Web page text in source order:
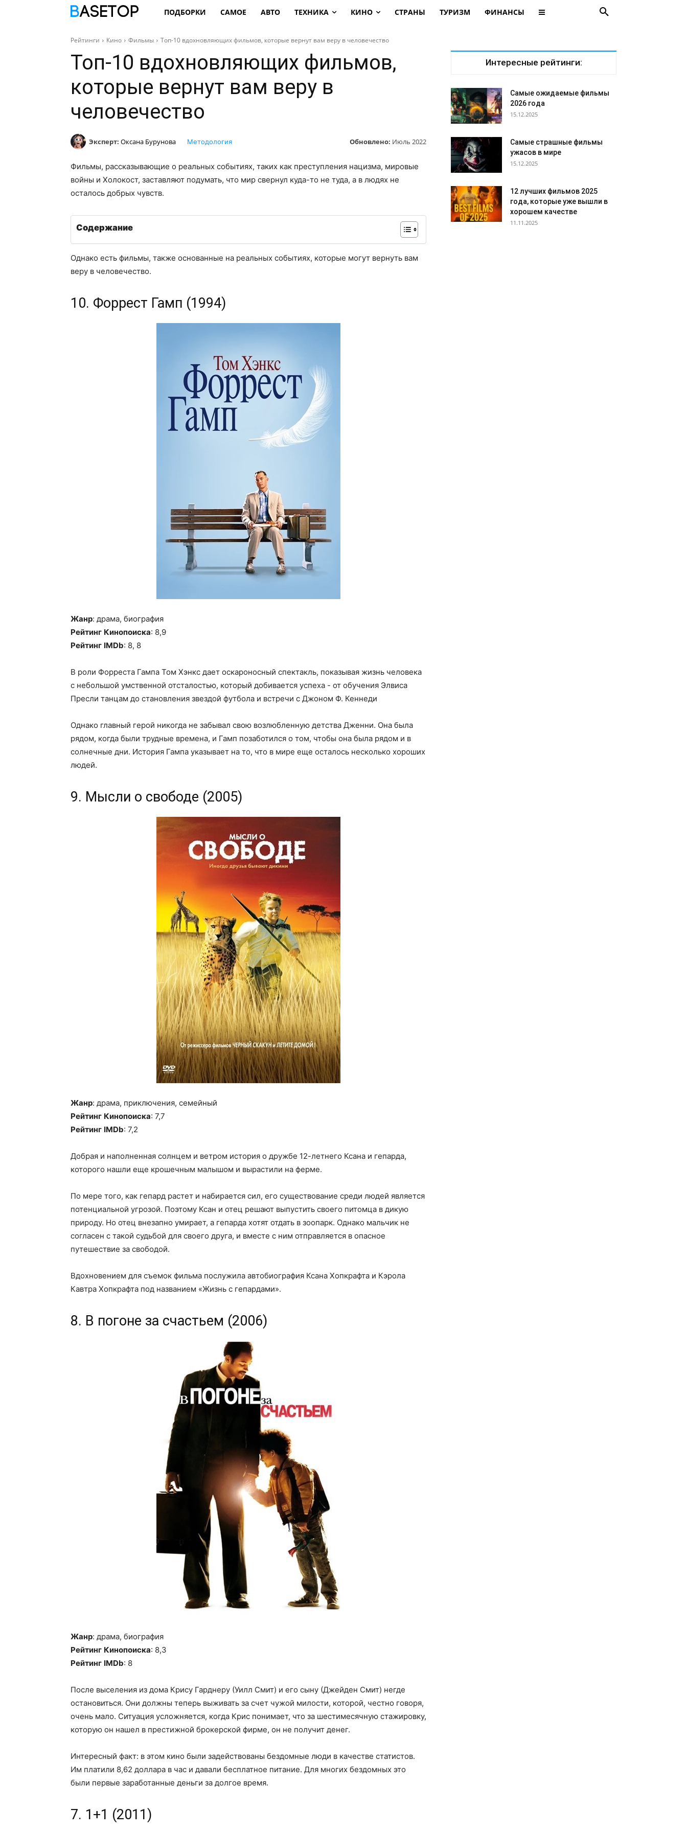
ПОДБОРКИ САМОЕ АВТО ТЕХНИКА КИНО СТРАНЫ ТУРИЗМ ФИНАНСЫ
Рейтинги Кино Фильмы Топ-10 вдохновляющих фильмов, которые вернут вам веру в человечество
Топ-10 вдохновляющих фильмов,
которые вернут вам веру в
человечество
Эксперт: Оксана Бурунова Обновлено: Июль 2022
Методология
Фильмы, рассказывающие о реальных событиях, таких как преступления нацизма, мировые
войны и Холокост, заставляют подумать, что мир свернул куда-то не туда, а в людях не
осталось добрых чувств.
Содержание
Однако есть фильмы, также основанные на реальных событиях, которые могут вернуть вам
веру в человечество.
10. Форрест Гамп (1994)
Жанр: драма, биография
Рейтинг Кинопоиска: 8,9
Рейтинг IMDb: 8, 8
В роли Форреста Гампа Том Хэнкс дает оскароносный спектакль, показывая жизнь человека
с небольшой умственной отсталостью, который добивается успеха - от обучения Элвиса
Пресли танцам до становления звездой футбола и встречи с Джоном Ф. Кеннеди
Однако главный герой никогда не забывал свою возлюбленную детства Дженни. Она была
рядом, когда были трудные времена, и Гамп позаботился о том, чтобы она была рядом и в
солнечные дни. История Гампа указывает на то, что в мире еще осталось несколько хороших
людей.
9. Мысли о свободе (2005)
Жанр: драма, приключения, семейный
Рейтинг Кинопоиска: 7,7
Рейтинг IMDb: 7,2
Добрая и наполненная солнцем и ветром история о дружбе 12-летнего Ксана и гепарда,
которого нашли еще крошечным малышом и вырастили на ферме.
По мере того, как гепард растет и набирается сил, его существование среди людей является
потенциальной угрозой. Поэтому Ксан и отец решают выпустить своего питомца в дикую
природу. Но отец внезапно умирает, а гепарда хотят отдать в зоопарк. Однако мальчик не
согласен с такой судьбой для своего друга, и вместе с ним отправляется в опасное
путешествие за свободой.
Вдохновением для съемок фильма послужила автобиография Ксана Хопкрафта и Кэрола
Кавтра Хопкрафта под названием «Жизнь с гепардами».
8. В погоне за счастьем (2006)
Жанр: драма, биография
Рейтинг Кинопоиска: 8,3
Рейтинг IMDb: 8
После выселения из дома Крису Гарднеру (Уилл Смит) и его сыну (Джейден Смит) негде
остановиться. Они должны теперь выживать за счет чужой милости, которой, честно говоря,
очень мало. Ситуация усложняется, когда Крис понимает, что за шестимесячную стажировку,
которую он нашел в престижной брокерской фирме, он не получит денег.
Интересный факт: в этом кино были задействованы бездомные люди в качестве статистов.
Им платили 8,62 доллара в час и давали бесплатное питание. Для многих бездомных это
были первые заработанные деньги за долгое время.
7. 1+1 (2011)
Интересные рейтинги:
Самые ожидаемые фильмы
2026 года
15.12.2025
Самые страшные фильмы
ужасов в мире
15.12.2025
12 лучших фильмов 2025
года, которые уже вышли в
хорошем качестве
11.11.2025